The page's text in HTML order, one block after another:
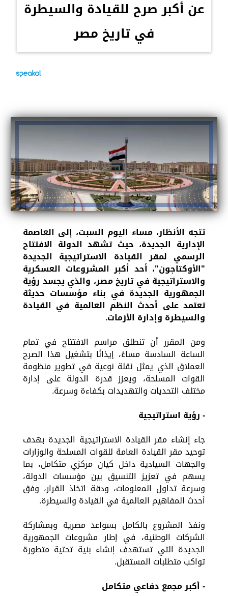
عن أكبر صرح للقيادة والسيطرة
في تاريخ مصر
تتجه الأنظار، مساء اليوم السبت، إلى العاصمة
الإدارية الجديدة، حيث تشهد الدولة الافتتاح
الرسمي لمقر القيادة الاستراتيجية الجديدة
"الأوكتاجون"، أحد أكبر المشروعات العسكرية
والاستراتيجية في تاريخ مصر، والذي يجسد رؤية
الجمهورية الجديدة في بناء مؤسسات حديثة
تعتمد على أحدث النظم العالمية في القيادة
والسيطرة وإدارة الأزمات.
ومن المقرر أن تنطلق مراسم الافتتاح في تمام
الساعة السادسة مساءً، إيذانًا بتشغيل هذا الصرح
العملاق الذي يمثل نقلة نوعية في تطوير منظومة
القوات المسلحة، ويعزز قدرة الدولة على إدارة
مختلف التحديات والتهديدات بكفاءة وسرعة.
- رؤية استراتيجية
جاء إنشاء مقر القيادة الاستراتيجية الجديدة بهدف
توحيد مقر القيادة العامة للقوات المسلحة والوزارات
والجهات السيادية داخل كيان مركزي متكامل، بما
يسهم في تعزيز التنسيق بين مؤسسات الدولة،
وسرعة تداول المعلومات، ودقة اتخاذ القرار، وفق
أحدث المفاهيم العالمية في القيادة والسيطرة.
ونفذ المشروع بالكامل بسواعد مصرية وبمشاركة
الشركات الوطنية، في إطار مشروعات الجمهورية
الجديدة التي تستهدف إنشاء بنية تحتية متطورة
تواكب متطلبات المستقبل.
- أكبر مجمع دفاعي متكامل